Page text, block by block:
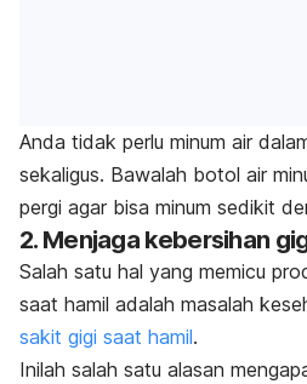
Anda tidak perlu minum air
sekaligus. Bawalah botol air
pergi agar bisa minum sedikit
2. Menjaga kebersihan
Salah satu hal yang memicu
saat hamil adalah masalah
sakit gigi saat hamil.
Inilah salah satu alasan